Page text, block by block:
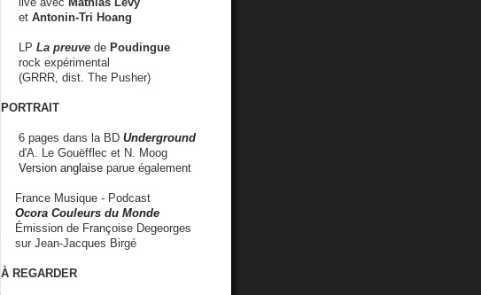
et Antonin-Tri Hoang
LP La preuve de Poudingue
rock expérimental
(GRRR, dist. The Pusher)
PORTRAIT
6 pages dans la BD Underground
d'A. Le Gouëfflec et N. Moog
Version anglaise parue également
France Musique - Podcast
Ocora Couleurs du Monde
Émission de Françoise Degeorges
sur Jean-Jacques Birgé
À REGARDER